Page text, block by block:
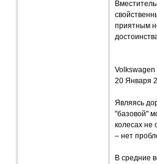
приятным
20 Января
Являясь
"базовой"
колесах не
– нет
В средние